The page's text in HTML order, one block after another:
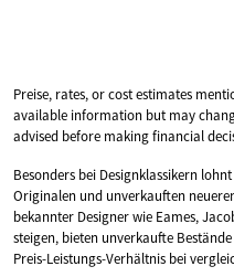
Preise, rates, or cost estimates
available information but may
advised before making financial
Besonders bei Designklassikern
Originalen und unverkauften
bekannter Designer wie Eames,
steigen, bieten unverkaufte
Preis-Leistungs-Verhältnis bei